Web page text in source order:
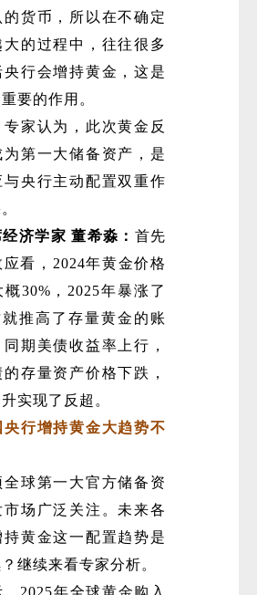
的货币，所以在不确定
大的过程中，往往很多
央行会增持黄金，这是
要的作用。
家认为，此次黄金反
为第一大储备资产，是
与央行主动配置双重作
济学家 董希淼： 首先
看，2024年黄金价格
30%，2025年暴涨了
就推高了存量黄金的账
期美债收益率上行，
存量资产价格下跌，
实现了反超。
央行增持黄金大趋势不
全球第一大官方储备资
市场广泛关注。未来各
持黄金这一配置趋势是
继续来看专家分析。